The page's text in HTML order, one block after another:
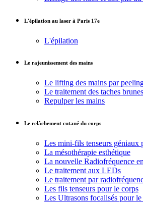
L'épilation au laser à Paris 17e
L'épilation
Le rajeunissement des mains
Le lifting des mains par
Le traitement des taches
Repulper les mains
Le relâchement cutané du corps
Les mini-fils tenseurs géniaux
La mésothérapie esthétique
La nouvelle Radiofréquence
Le traitement aux LEDs
Le traitement par
Les fils tenseurs pour le corps
Les Ultrasons focalisés pour le